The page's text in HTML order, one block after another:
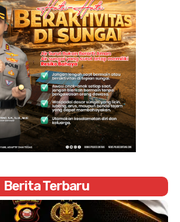
Berita Terbaru